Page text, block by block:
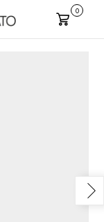
Carrinho
0